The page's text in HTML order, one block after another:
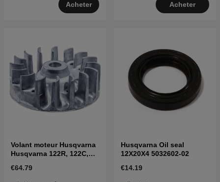
Acheter Acheter
Volant moteur Husqvarna
Husqvarna 122R, 122C,
€64.79
Husqvarna Oil seal
12X20X4 5032602-02
€14.19